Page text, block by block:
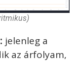
jelenleg a
az árfolyam,